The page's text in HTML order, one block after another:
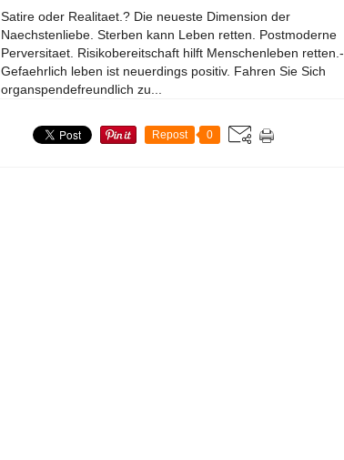
Satire oder Realitaet.? Die neueste Dimension der
Naechstenliebe. Sterben kann Leben retten. Postmoderne
Perversitaet. Risikobereitschaft hilft Menschenleben retten.-.
Gefaehrlich leben ist neuerdings positiv. Fahren Sie Sich
organspendefreundlich zu...
Repost 0